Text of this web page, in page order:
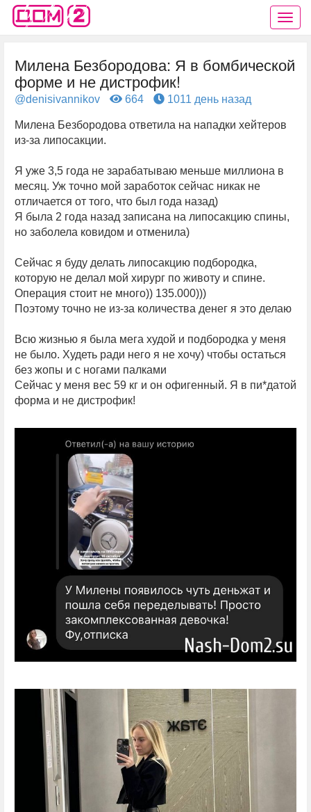
Милена Безбородова: Я в бомбической
форме и не дистрофик!
@denisivannikov 664 1011 день назад
Милена Безбородова ответила на нападки хейтеров
из-за липосакции.
Я уже 3,5 года не зарабатываю меньше миллиона в
месяц. Уж точно мой заработок сейчас никак не
отличается от того, что был года назад)
Я была 2 года назад записана на липосакцию спины,
но заболела ковидом и отменила)
Сейчас я буду делать липосакцию подбородка,
которую не делал мой хирург по животу и спине.
Операция стоит не много)) 135.000)))
Поэтому точно не из-за количества денег я это делаю
Всю жизнью я была мега худой и подбородка у меня
не было. Худеть ради него я не хочу) чтобы остаться
без жопы и с ногами палками
Сейчас у меня вес 59 кг и он офигенный. Я в пи*датой
форма и не дистрофик!